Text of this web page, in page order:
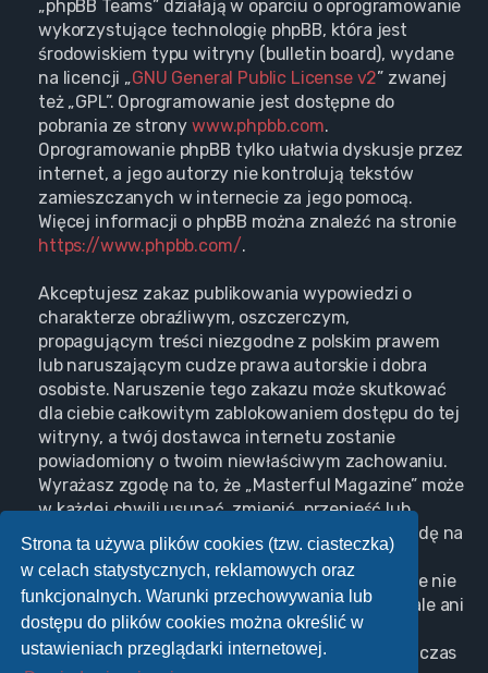
Strona ta używa plików cookies (tzw. ciasteczka)
w celach statystycznych, reklamowych oraz
funkcjonalnych. Warunki przechowywania lub
dostępu do plików cookies można określić w
ustawieniach przeglądarki internetowej.
„phpBB Teams” działają w oparciu o oprogramowanie
wykorzystujące technologię phpBB, która jest
środowiskiem typu witryny (bulletin board), wydane
na licencji „GNU General Public License v2” zwanej
też „GPL”. Oprogramowanie jest dostępne do
pobrania ze strony www.phpbb.com.
Oprogramowanie phpBB tylko ułatwia dyskusje przez
internet, a jego autorzy nie kontrolują tekstów
zamieszczanych w internecie za jego pomocą.
Więcej informacji o phpBB można znaleźć na stronie
https://www.phpbb.com/.
Akceptujesz zakaz publikowania wypowiedzi o
charakterze obraźliwym, oszczerczym,
propagującym treści niezgodne z polskim prawem
lub naruszającym cudze prawa autorskie i dobra
osobiste. Naruszenie tego zakazu może skutkować
dla ciebie całkowitym zablokowaniem dostępu do tej
witryny, a twój dostawca internetu zostanie
powiadomiony o twoim niewłaściwym zachowaniu.
Wyrażasz zgodę na to, że „Masterful Magazine” może
w każdej chwili usunąć, zmienić, przenieść lub
zamknąć każdy twój temat, post. Wyrażasz zgodę na
zapisywanie wszystkich podanych przez ciebie
informacji w naszej bazie danych. Informacje te nie
będą przekazywane nikomu bez twojej zgody, ale ani
„Masterful Magazine”, ani phpBB nie ponosi
odpowiedzialności za włamania do witryny, podczas